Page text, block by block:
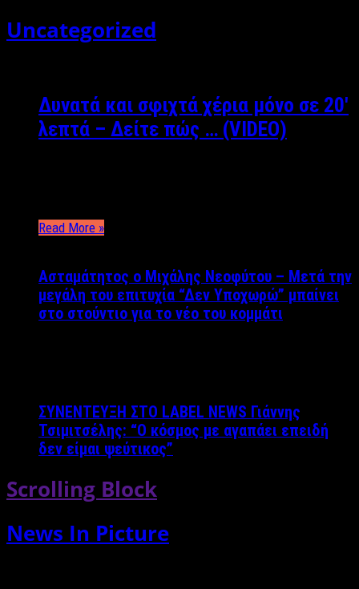
Uncategorized
Δυνατά και σφιχτά χέρια μόνο σε 20′
λεπτά – Δείτε πώς … (VIDEO)
Read More »
Ασταμάτητος ο Μιχάλης Νεοφύτου – Μετά την
μεγάλη του επιτυχία “Δεν Υποχωρώ” μπαίνει
στο στούντιο για το νέο του κομμάτι
ΣΥΝΕΝΤΕΥΞΗ ΣΤΟ LABEL NEWS Γιάννης
Τσιμιτσέλης: “O κόσμος με αγαπάει επειδή
δεν είμαι ψεύτικος”
Scrolling Block
News In Picture